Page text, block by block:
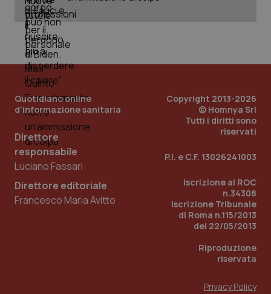
Quotidiano online
d'informazione sanitaria
Direttore
responsabile
Luciano Fassari
Direttore editoriale
Francesco Maria Avitto
Copyright 2013-2026
© Homnya Srl
Tutti i diritti sono
riservati
P.I. e C.F. 13026241003
Iscrizione al ROC
n.34308
Iscrizione Tribunale
di Roma n.115/2013
del 22/05/2013
Riproduzione
riservata
Privacy Policy
_ga_KM60CM4NPH .quotidianosanita.it
1
Scadenza